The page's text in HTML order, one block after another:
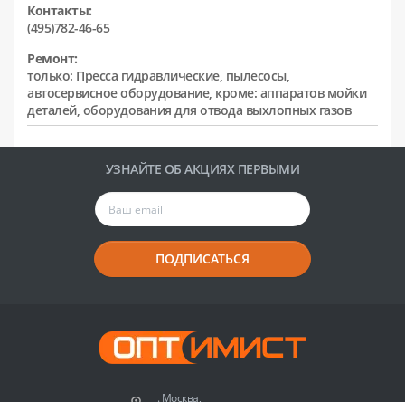
Контакты:
(495)782-46-65
Ремонт:
только: Пресса гидравлические, пылесосы,
автосервисное оборудование, кроме: аппаратов мойки
деталей, оборудования для отвода выхлопных газов
УЗНАЙТЕ ОБ АКЦИЯХ ПЕРВЫМИ
ПОДПИСАТЬСЯ
г. Москва,